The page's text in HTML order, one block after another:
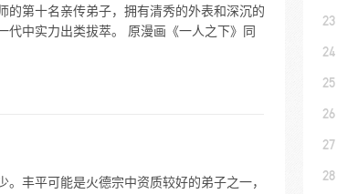
的第十名亲传弟子，拥有清秀的外表和深沉的
代中实力出类拔萃。 原漫画《一人之下》同
丰平可能是火德宗中资质较好的弟子之一，
23
24
25
26
27
28